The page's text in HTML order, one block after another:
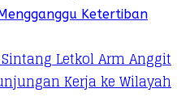
Ketertiban